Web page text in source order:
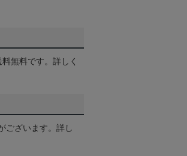
無料です。詳しく
ございます。詳し